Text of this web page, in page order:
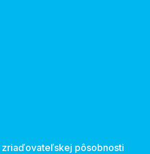
zriaďovateľskej pôsobnosti